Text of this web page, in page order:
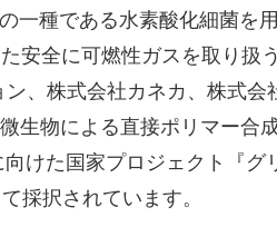
種である水素酸化細菌を
安全に可燃性ガスを取り扱
、株式会社カネカ、株式
物による直接ポリマー合
けた国家プロジェクト『
採択されています。